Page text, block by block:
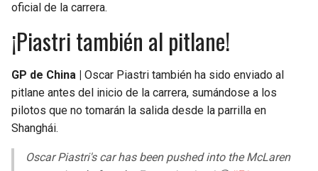
oficial de la carrera.
¡Piastri también al pitlane!
GP de China |
Oscar Piastri también ha sido enviado al
pitlane antes del inicio de la carrera, sumándose a los
pilotos que no tomarán la salida desde la parrilla en
Shanghái.
Oscar Piastri's car has been pushed into the McLaren